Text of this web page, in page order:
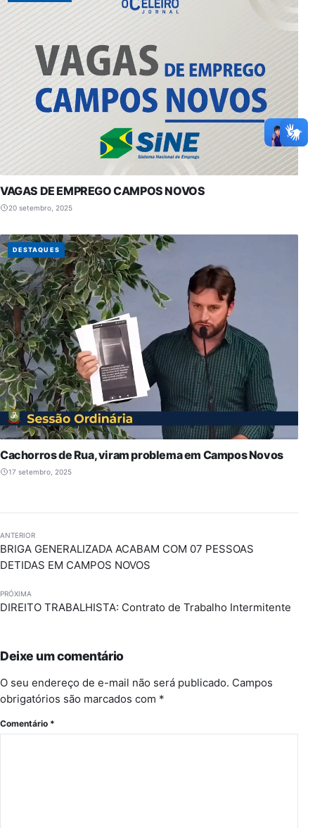
VAGAS DE EMPREGO CAMPOS NOVOS
20 setembro, 2025
DESTAQUES
Cachorros de Rua, viram problema em Campos Novos
17 setembro, 2025
ANTERIOR
BRIGA GENERALIZADA ACABAM COM 07 PESSOAS
DETIDAS EM CAMPOS NOVOS
PRÓXIMA
DIREITO TRABALHISTA: Contrato de Trabalho Intermitente
Deixe um comentário
O seu endereço de e-mail não será publicado. Campos
obrigatórios são marcados com *
Comentário *